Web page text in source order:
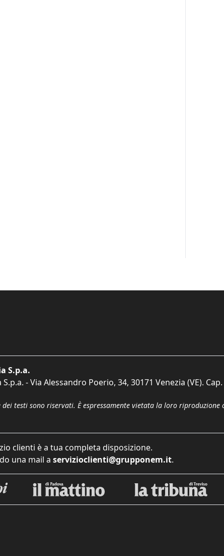
S.p.a.
- Via Alessandro Poerio, 34, 30171 Venezia (VE). Cap.
testi sono riservati. È espressamente vietata la loro riproduzione
clienti è a tua completa disposizione.
una mail a servizioclienti@grupponem.it.